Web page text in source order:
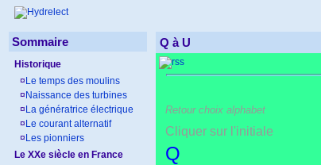
Sommaire
Historique
¤ Le temps des moulins
¤ Naissance des turbines
¤ La génératrice électrique
¤ Le courant alternatif
¤ Les pionniers
Le XXe siècle en France
Q à U
Retour choix alphabet
Cliquer sur l'initiale
Q